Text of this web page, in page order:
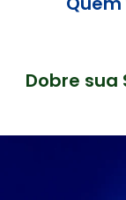
Dobre sua